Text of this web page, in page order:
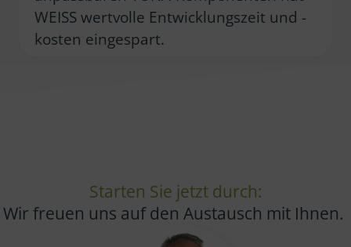
WEISS wertvolle Entwicklungszeit und -
kosten eingespart.
Starten Sie jetzt durch:
Wir freuen uns auf den Austausch mit Ihnen.